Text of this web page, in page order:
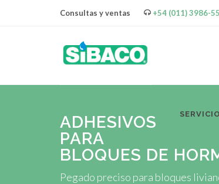
Consultas y ventas +54 (011) 3986-
ADHESIVOS
PARA
BLOQUES DE
Pegado preciso para bloques